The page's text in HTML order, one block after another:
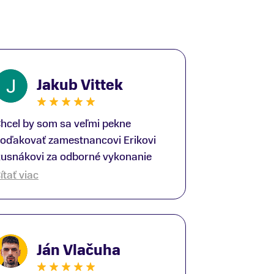
Jakub Vittek
by som sa veľmi pekne
zamestnancovi Erikovi
za odborné vykonanie
fittingu. Je to super človek na
odpovedal bez zaváhania.
raz ďakujem.
viac
Ján Vlačuha